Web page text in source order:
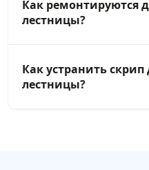
Как ремонтируются
лестницы?
Как устранить
лестницы?